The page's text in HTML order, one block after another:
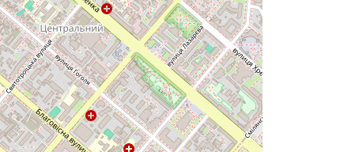
Donate
Support Ukraine